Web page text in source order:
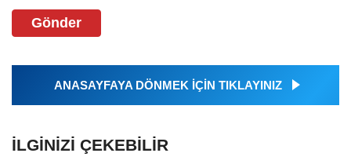
Gönder
ANASAYFAYA DÖNMEK İÇİN TIKLAYINIZ
İLGINIZI ÇEKEBILIR